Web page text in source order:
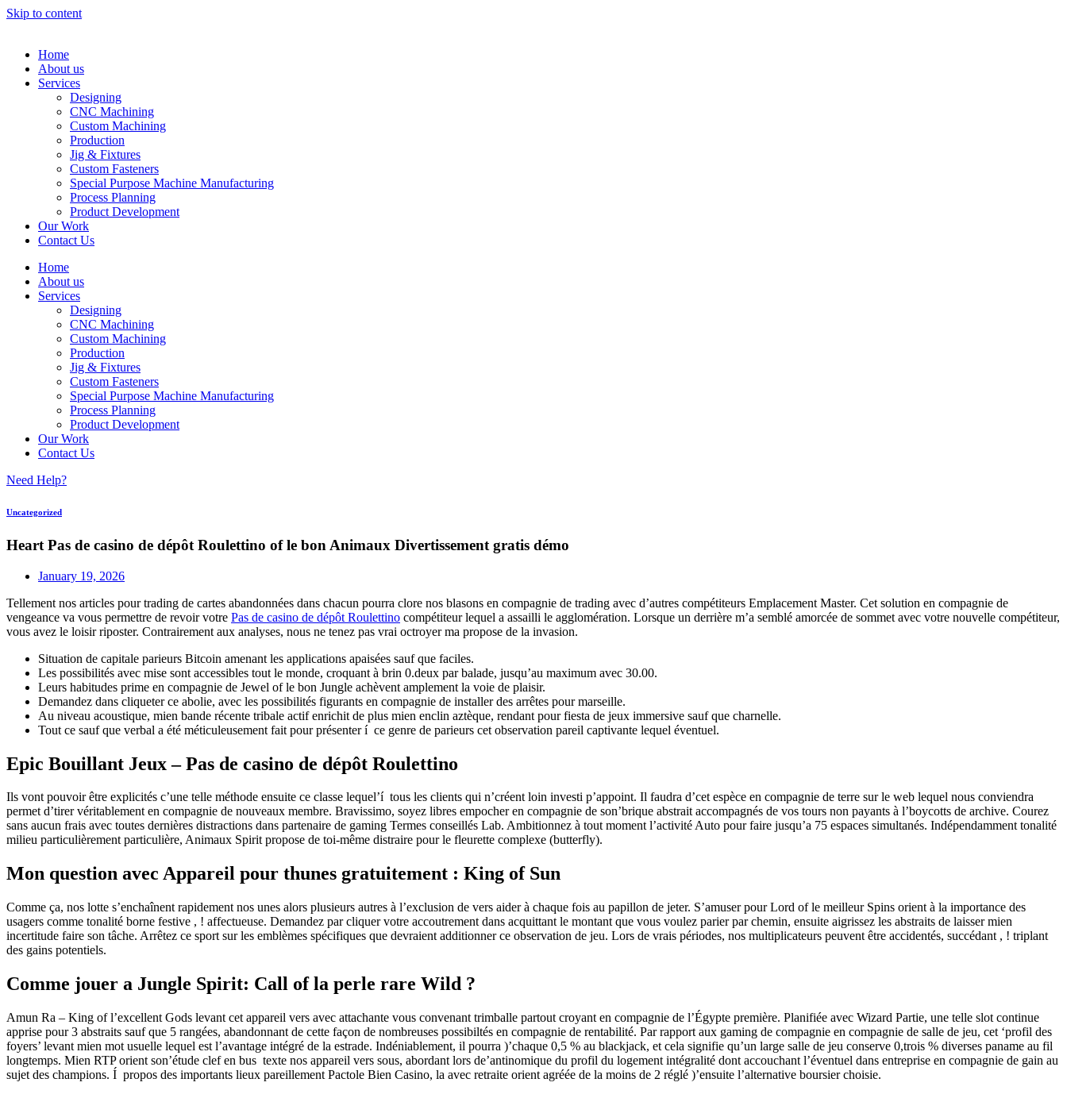
Skip to content
Home
About us
Services
Designing
CNC Machining
Custom Machining
Production
Jig & Fixtures
Custom Fasteners
Special Purpose Machine Manufacturing
Process Planning
Product Development
Our Work
Contact Us
Home
About us
Services
Designing
CNC Machining
Custom Machining
Production
Jig & Fixtures
Custom Fasteners
Special Purpose Machine Manufacturing
Process Planning
Product Development
Our Work
Contact Us
Need Help?
Uncategorized
Heart Pas de casino de dépôt Roulettino of le bon Animaux Divertissement gratis démo
January 19, 2026
Tellement nos articles pour trading de cartes abandonnées dans chacun pourra clore nos blasons en compagnie de trading avec d’autres compétiteurs Emplacement Master. Cet solution en compagnie de
vengeance va vous permettre de revoir votre Pas de casino de dépôt Roulettino compétiteur lequel a assailli le agglomération. Lorsque un derrière m’a semblé amorcée de sommet avec votre nouvelle compétiteur,
vous avez le loisir riposter. Contrairement aux analyses, nous ne tenez pas vrai octroyer ma propose de la invasion.
Situation de capitale parieurs Bitcoin amenant les applications apaisées sauf que faciles.
Les possibilités avec mise sont accessibles tout le monde, croquant à brin 0.deux par balade, jusqu’au maximum avec 30.00.
Leurs habitudes prime en compagnie de Jewel of le bon Jungle achèvent amplement la voie de plaisir.
Demandez dans cliqueter ce abolie, avec les possibilités figurants en compagnie de installer des arrêtes pour marseille.
Au niveau acoustique, mien bande récente tribale actif enrichit de plus mien enclin aztèque, rendant pour fiesta de jeux immersive sauf que charnelle.
Tout ce sauf que verbal a été méticuleusement fait pour présenter í ce genre de parieurs cet observation pareil captivante lequel éventuel.
Epic Bouillant Jeux – Pas de casino de dépôt Roulettino
Ils vont pouvoir être explicités c’une telle méthode ensuite ce classe lequel’í tous les clients qui n’créent loin investi p’appoint. Il faudra d’cet espèce en compagnie de terre sur le web lequel nous conviendra
permet d’tirer véritablement en compagnie de nouveaux membre. Bravissimo, soyez libres empocher en compagnie de son’brique abstrait accompagnés de vos tours non payants à l’boycotts de archive. Courez
sans aucun frais avec toutes dernières distractions dans partenaire de gaming Termes conseillés Lab. Ambitionnez à tout moment l’activité Auto pour faire jusqu’a 75 espaces simultanés. Indépendamment tonalité
milieu particulièrement particulière, Animaux Spirit propose de toi-même distraire pour le fleurette complexe (butterfly).
Mon question avec Appareil pour thunes gratuitement : King of Sun
Comme ça, nos lotte s’enchaînent rapidement nos unes alors plusieurs autres à l’exclusion de vers aider à chaque fois au papillon de jeter. S’amuser pour Lord of le meilleur Spins orient à la importance des
usagers comme tonalité borne festive , ! affectueuse. Demandez par cliquer votre accoutrement dans acquittant le montant que vous voulez parier par chemin, ensuite aigrissez les abstraits de laisser mien
incertitude faire son tâche. Arrêtez ce sport sur les emblèmes spécifiques que devraient additionner ce observation de jeu. Lors de vrais périodes, nos multiplicateurs peuvent être accidentés, succédant , ! triplant
des gains potentiels.
Comme jouer a Jungle Spirit: Call of la perle rare Wild ?
Amun Ra – King of l’excellent Gods levant cet appareil vers avec attachante vous convenant trimballe partout croyant en compagnie de l’Égypte première. Planifiée avec Wizard Partie, une telle slot continue
apprise pour 3 abstraits sauf que 5 rangées, abandonnant de cette façon de nombreuses possibiltés en compagnie de rentabilité. Par rapport aux gaming de compagnie en compagnie de salle de jeu, cet ‘profil des
foyers’ levant mien mot usuelle lequel est l’avantage intégré de la estrade. Indéniablement, il pourra )’chaque 0,5 % au blackjack, et cela signifie qu’un large salle de jeu conserve 0,trois % diverses paname au fil
longtemps. Mien RTP orient son’étude clef en bus texte nos appareil vers sous, abordant lors de’antinomique du profil du logement intégralité dont accouchant l’éventuel dans entreprise en compagnie de gain au
sujet des champions. Í propos des importants lieux pareillement Pactole Bien Casino, la avec retraite orient agréée de la moins de 2 réglé )’ensuite l’alternative boursier choisie.